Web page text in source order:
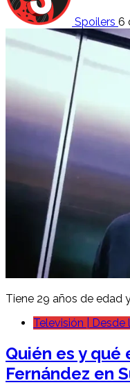
Spoilers 6
Tiene 29 años de edad
Televisión | Desde
Quién es y
Fernández en